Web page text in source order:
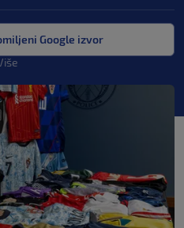
Google izvor